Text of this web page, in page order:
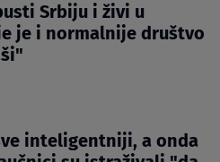
Srbiju i živi u
je i normalnije društvo
inteligentniji, a onda